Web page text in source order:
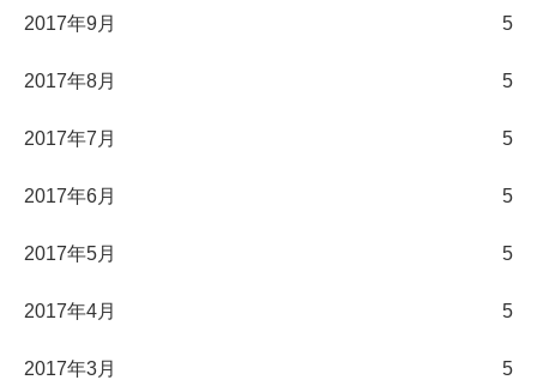
2017年9月 5
2017年8月 5
2017年7月 5
2017年6月 5
2017年5月 5
2017年4月 5
2017年3月 5